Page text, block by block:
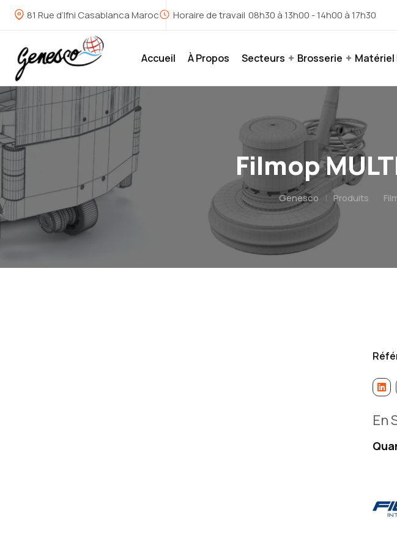
81 Rue d’Ifni Casablanca Maroc Horaire de travail 08h30 à 13h00 - 14h00 à 17h30
Accueil À Propos Secteurs Brosserie Matériel
Filmop
Genesco | Produits
En